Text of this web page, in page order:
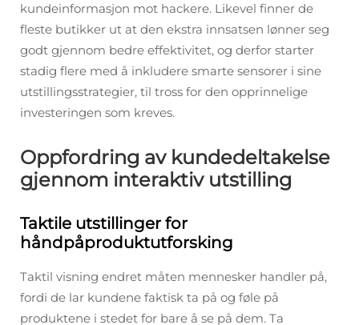
kundeinformasjon mot hackere. Likevel finner de
fleste butikker ut at den ekstra innsatsen lønner seg
godt gjennom bedre effektivitet, og derfor starter
stadig flere med å inkludere smarte sensorer i sine
utstillingsstrategier, til tross for den opprinnelige
investeringen som kreves.
Oppfordring av kundedeltakelse
gjennom interaktiv utstilling
Taktile utstillinger for
håndpåproduktutforsking
Taktil visning endret måten mennesker handler på,
fordi de lar kundene faktisk ta på og føle på
produktene i stedet for bare å se på dem. Ta